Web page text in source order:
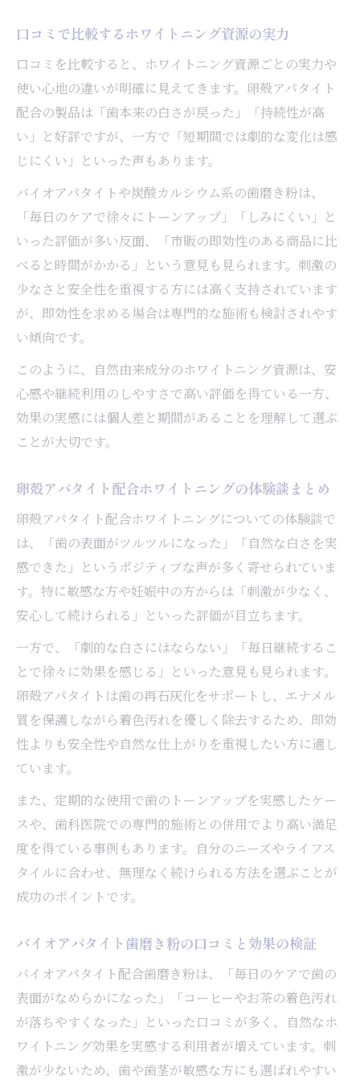
口コミで比較するホワイトニング資源の実力
口コミを比較すると、ホワイトニング資源ごとの実力や
使い心地の違いが明確に見えてきます。卵殻アパタイト
配合の製品は「歯本来の白さが戻った」「持続性が高
い」と好評ですが、一方で「短期間では劇的な変化は感
じにくい」といった声もあります。
バイオアパタイトや炭酸カルシウム系の歯磨き粉は、
「毎日のケアで徐々にトーンアップ」「しみにくい」と
いった評価が多い反面、「市販の即効性のある商品に比
べると時間がかかる」という意見も見られます。刺激の
少なさと安全性を重視する方には高く支持されています
が、即効性を求める場合は専門的な施術も検討されやす
い傾向です。
このように、自然由来成分のホワイトニング資源は、安
心感や継続利用のしやすさで高い評価を得ている一方、
効果の実感には個人差と期間があることを理解して選ぶ
ことが大切です。
卵殻アパタイト配合ホワイトニングの体験談まとめ
卵殻アパタイト配合ホワイトニングについての体験談で
は、「歯の表面がツルツルになった」「自然な白さを実
感できた」というポジティブな声が多く寄せられていま
す。特に敏感な方や妊娠中の方からは「刺激が少なく、
安心して続けられる」といった評価が目立ちます。
一方で、「劇的な白さにはならない」「毎日継続するこ
とで徐々に効果を感じる」といった意見も見られます。
卵殻アパタイトは歯の再石灰化をサポートし、エナメル
質を保護しながら着色汚れを優しく除去するため、即効
性よりも安全性や自然な仕上がりを重視したい方に適し
ています。
また、定期的な使用で歯のトーンアップを実感したケー
スや、歯科医院での専門的施術との併用でより高い満足
度を得ている事例もあります。自分のニーズやライフス
タイルに合わせ、無理なく続けられる方法を選ぶことが
成功のポイントです。
バイオアパタイト歯磨き粉の口コミと効果の検証
バイオアパタイト配合歯磨き粉は、「毎日のケアで歯の
表面がなめらかになった」「コーヒーやお茶の着色汚れ
が落ちやすくなった」といった口コミが多く、自然なホ
ワイトニング効果を実感する利用者が増えています。刺
激が少ないため、歯や歯茎が敏感な方にも選ばれやすい